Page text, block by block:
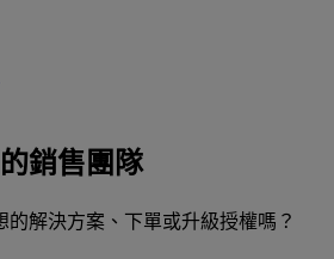
銷售團隊
的解決方案、下單或升級授權嗎？